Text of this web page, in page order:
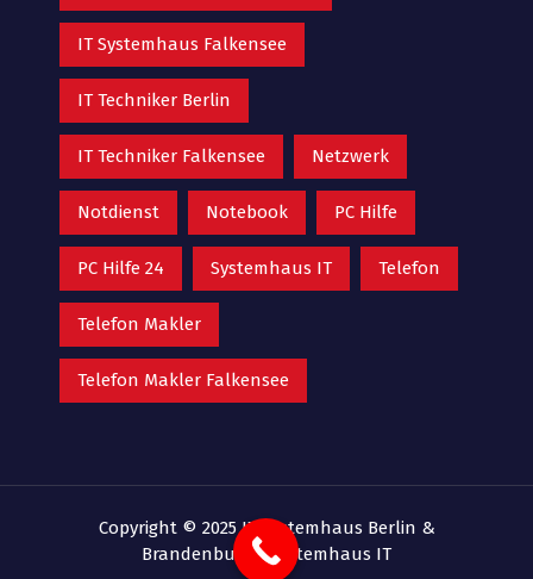
IT Systemhaus Falkensee
IT Techniker Berlin
IT Techniker Falkensee Netzwerk
Notdienst Notebook PC Hilfe
PC Hilfe 24 Systemhaus IT Telefon
Telefon Makler
Telefon Makler Falkensee
Copyright © 2025 IT-Systemhaus Berlin &
Brandenburg |Systemhaus IT